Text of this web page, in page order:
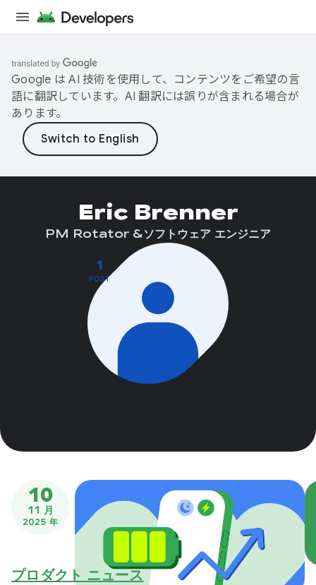
Google は AI 技術を使用して、コンテンツをご希望の言
語に翻訳しています。AI 翻訳には誤りが含まれる場合が
あります。
1
POST
Eric Brenner
PM Rotator &ソフトウェア エンジニア
10
11 月
2025 年
プロダクト ニュース